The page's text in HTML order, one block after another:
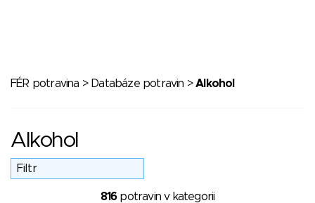
FÉR potravina > Databáze potravin >Alkohol
Alkohol
816potravin v kategorii